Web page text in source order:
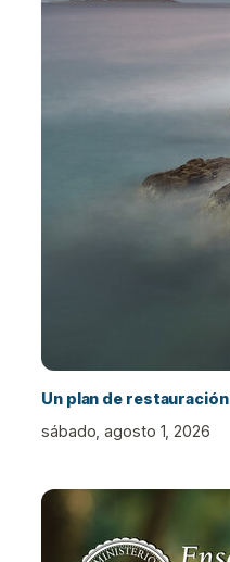
Un plan de restauración
sábado, agosto 1, 2026